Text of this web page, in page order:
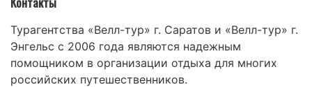
Турагентства «Велл-тур» г. Саратов и «Велл-тур» г.
Энгельс с 2006 года являются надежным
помощником в организации отдыха для многих
российских путешественников.